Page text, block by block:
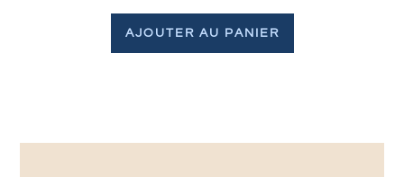
AJOUTER AU PANIER